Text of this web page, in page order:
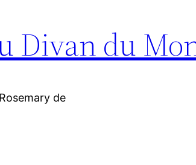
Divan du
de